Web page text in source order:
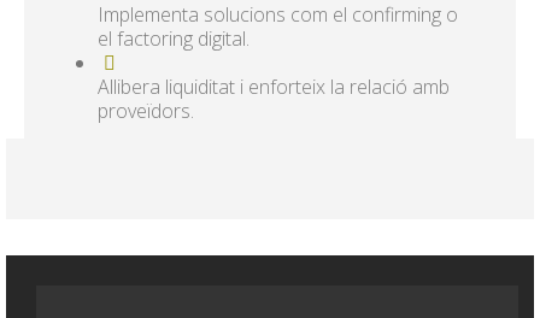
Implementa solucions com el confirming o
el factoring digital.
Allibera liquiditat i enforteix la relació amb
proveïdors.